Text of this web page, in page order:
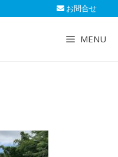
お問合せ
MENU